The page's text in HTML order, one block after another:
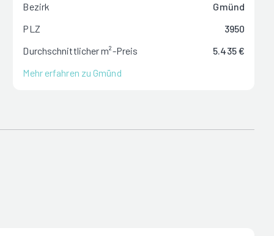
Bezirk
Gmünd
PLZ
3950
Durchschnittlicher m²-Preis
5.435 €
Mehr erfahren zu Gmünd